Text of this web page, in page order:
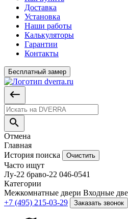
Доставка
Установка
Наши работы
Калькуляторы
Гарантии
Контакты
Бесплатный замер
Отмена
Главная
История поиска
Очистить
Часто ищут
Лу-22 браво-22 046-0541
Категории
Межкомнатные двери Входные
+7 (495) 215-03-29
Заказать звонок